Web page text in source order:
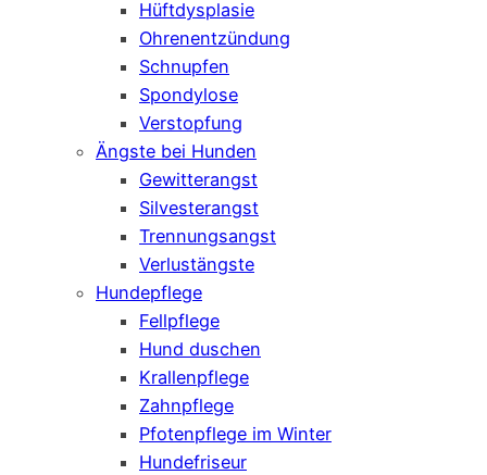
Hüftdysplasie
Ohrenentzündung
Schnupfen
Spondylose
Verstopfung
Ängste bei Hunden
Gewitterangst
Silvesterangst
Trennungsangst
Verlustängste
Hundepflege
Fellpflege
Hund duschen
Krallenpflege
Zahnpflege
Pfotenpflege im Winter
Hundefriseur